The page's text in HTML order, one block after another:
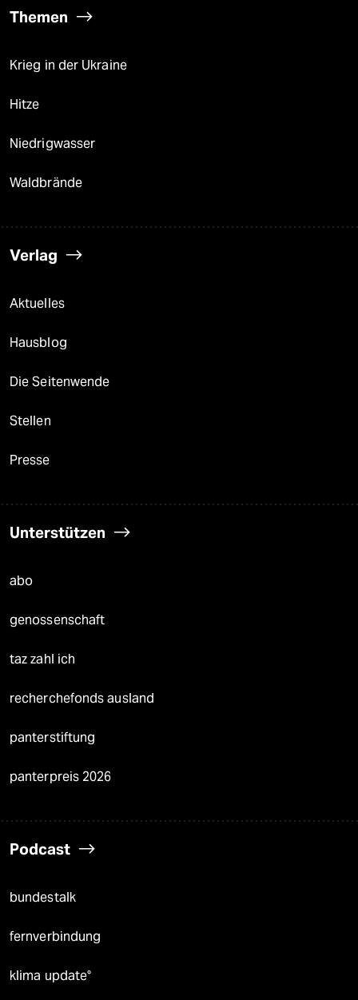
Themen
Krieg in der Ukraine
Hitze
Niedrigwasser
Waldbrände
Verlag
Aktuelles
Hausblog
Die Seitenwende
Stellen
Presse
Unterstützen
abo
genossenschaft
taz zahl ich
recherchefonds ausland
panterstiftung
panterpreis 2026
Podcast
bundestalk
fernverbindung
klima update°